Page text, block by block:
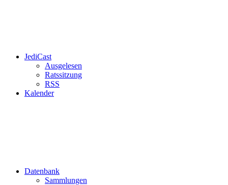
JediCast
Ausgelesen
Ratssitzung
RSS
Kalender
Datenbank
Sammlungen